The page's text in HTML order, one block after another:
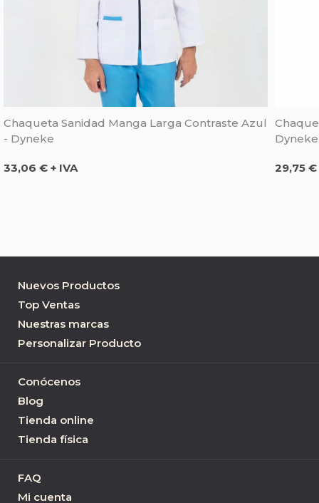
Chaqueta Sanidad Manga Larga Contraste Azul
- Dyneke
Precio
33,06 € + IVA
Dyneke
Precio
29,75 €
Nuevos Productos
Top Ventas
Nuestras marcas
Personalizar Producto
Conócenos
Blog
Tienda online
Tienda física
FAQ
Mi cuenta